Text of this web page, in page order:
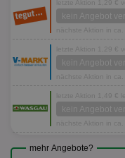
letzte Aktion 1,29 €
kein Angebot
nächste Aktion in
letzte Aktion 1,29 €
kein Angebot
nächste Aktion in ca.
letzte Aktion 1,49 €
kein Angebot
nächste Aktion in
mehr Angebote?